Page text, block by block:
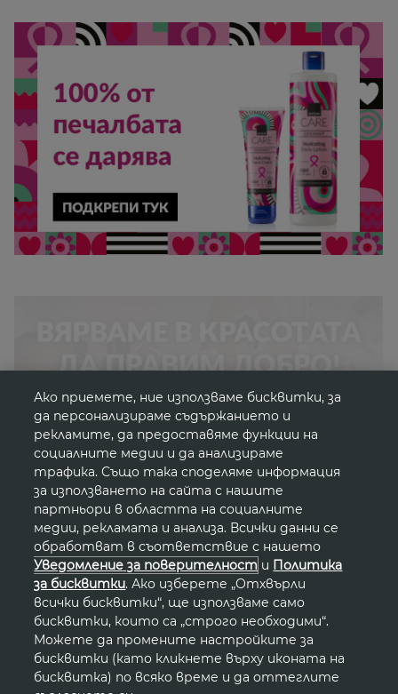
Новини от света на
красотата
Ако приемете, ние използваме бисквитки, за
да персонализираме съдържанието и
рекламите, да предоставяме функции на
социалните медии и да анализираме
трафика. Също така споделяме информация
за използването на сайта с нашите
партньори в областта на социалните
медии, рекламата и анализа. Всички данни се
обработват в съответствие с нашето
Уведомление за поверителност и Политика
за бисквитки. Ако изберете „Отхвърли
всички бисквитки“, ще използваме само
бисквитки, които са „строго необходими“.
Можете да промените настройките за
бисквитки (като кликнете върху иконата на
бисквитка) по всяко време и да оттеглите